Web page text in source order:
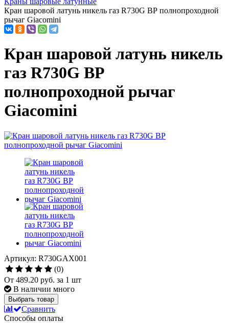
Кран шаровой латунь никель газ R730G ВР полнопроходной
рычаг Giacomini
Кран шаровой латунь никель
газ R730G ВР
полнопроходной рычаг
Giacomini
Артикул: R730GAX001
(0)
От 489.20 руб. за 1 шт
В наличии много
Выбрать товар
Сравнить
Способы оплаты